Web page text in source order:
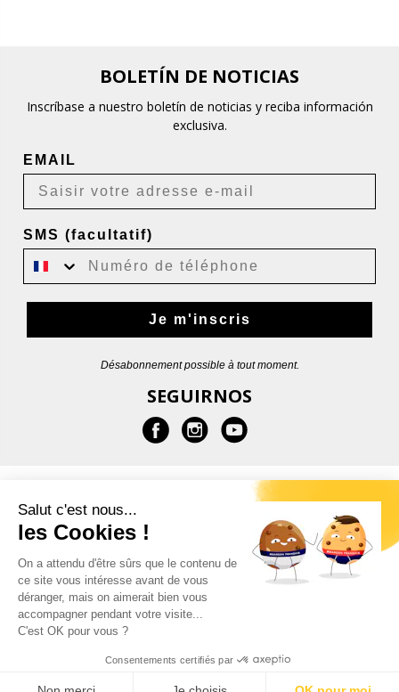
BOLETÍN DE NOTICIAS
Inscríbase a nuestro boletín de noticias y reciba información
exclusiva.
EMAIL
SMS (facultatif)
Je m'inscris
Désabonnement possible à tout moment.
SEGUIRNOS
AYUDA
CONTACTOS
Salut c'est nous...
les Cookies !
On a attendu d'être sûrs que le contenu de
ce site vous intéresse avant de vous
déranger, mais on aimerait bien vous
accompagner pendant votre visite...
C'est OK pour vous ?
Consentements certifiés par